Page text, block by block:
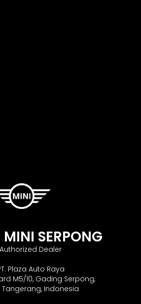
MINI SERPONG
Authorized Dealer
Plaza Auto Raya
M5/10, Gading Serpong,
Tangerang, Indonesia